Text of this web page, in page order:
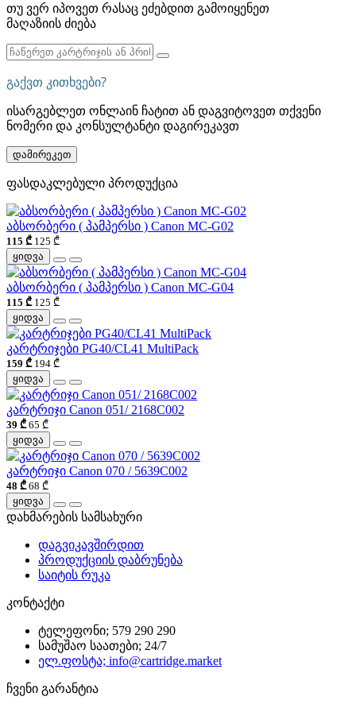
თუ ვერ იპოვეთ რასაც ეძებდით გამოიყენეთ
მაღაზიის ძიება
გაქვთ კითხვები?
ისარგებლეთ ონლაინ ჩატით ან დაგვიტოვეთ თქვენი
ნომერი და კონსულტანტი დაგირეკავთ
დამირეკეთ
ფასდაკლებული პროდუქცია
აბსორბერი ( პამპერსი ) Canon MC-G02
115 ₾ 125 ₾
ყიდვა
აბსორბერი ( პამპერსი ) Canon MC-G04
115 ₾ 125 ₾
ყიდვა
კარტრიჯები PG40/CL41 MultiPack
159 ₾ 194 ₾
ყიდვა
კარტრიჯი Canon 051/ 2168C002
39 ₾ 65 ₾
ყიდვა
კარტრიჯი Canon 070 / 5639C002
48 ₾ 68 ₾
ყიდვა
დახმარების სამსახური
დაგვიკავშირდით
პროდუქციის დაბრუნება
საიტის რუკა
კონტაქტი
ტელეფონი; 579 290 290
სამუშაო საათები; 24/7
ელ.ფოსტა; info@cartridge.market
ჩვენი გარანტია